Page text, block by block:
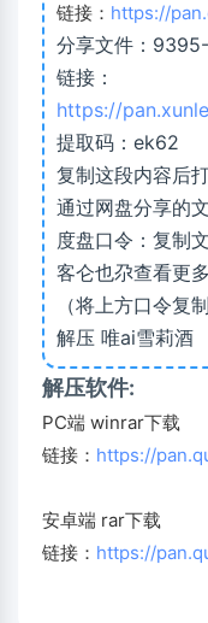
链接： https://
分享文件：9395-
链接：
https://
提取码：ek62
复制这段内容后
通过网盘分享的
度盘口令：复制
客仑也尕查看更
（将上方口令复
解压 唯ai雪莉酒
解压软件:
PC端 winrar下载
链接： https://
安卓端 rar下载
链接： https://